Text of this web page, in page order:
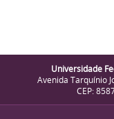
Universidade
Avenida Tarquínio
CEP: